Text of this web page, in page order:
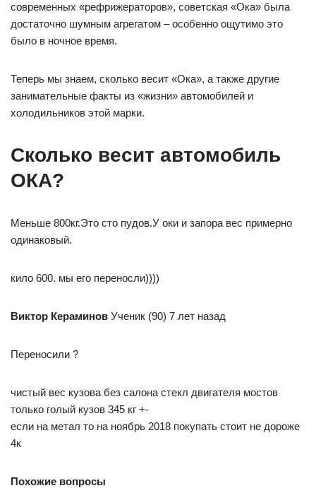
современных «рефрижераторов», советская «Ока» была
достаточно шумным агрегатом – особенно ощутимо это
было в ночное время.
Теперь мы знаем, сколько весит «Ока», а также другие
занимательные факты из «жизни» автомобилей и
холодильников этой марки.
Сколько весит автомобиль
ОКА?
Меньше 800кг.Это сто пудов.У оки и запора вес примерно
одинаковый.
кило 600. мы его переносли))))
Виктор Кераминов Ученик (90) 7 лет назад
Переносили ?
чистый вес кузова без салона стекл двигателя мостов
только голый кузов 345 кг +-
если на метал то на ноябрь 2018 покупать стоит не дороже
4к
Похожие вопросы